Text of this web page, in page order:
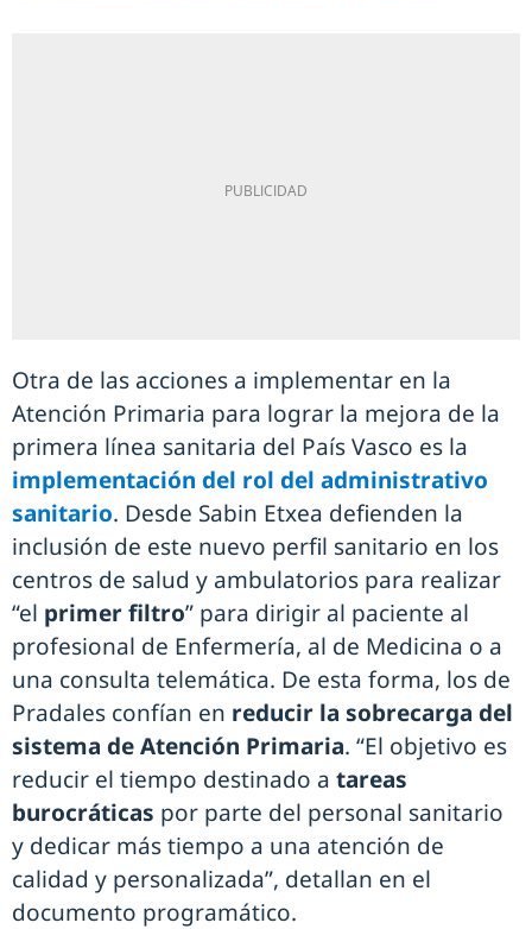
Otra de las acciones a implementar en la
Atención Primaria para lograr la mejora de la
primera línea sanitaria del País Vasco es la
implementación del rol del administrativo
sanitario. Desde Sabin Etxea defienden la
inclusión de este nuevo perfil sanitario en los
centros de salud y ambulatorios para realizar
“el primer filtro” para dirigir al paciente al
profesional de Enfermería, al de Medicina o a
una consulta telemática. De esta forma, los de
Pradales confían en reducir la sobrecarga del
sistema de Atención Primaria. “El objetivo es
reducir el tiempo destinado a tareas
burocráticas por parte del personal sanitario
y dedicar más tiempo a una atención de
calidad y personalizada”, detallan en el
documento programático.